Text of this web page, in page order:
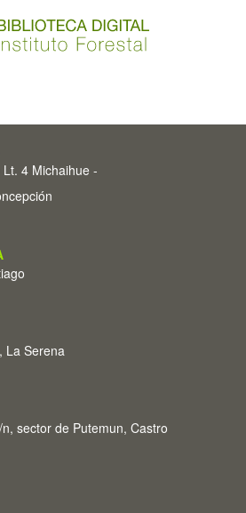
4 Michaihue -
La Serena
sector de Putemun, Castro